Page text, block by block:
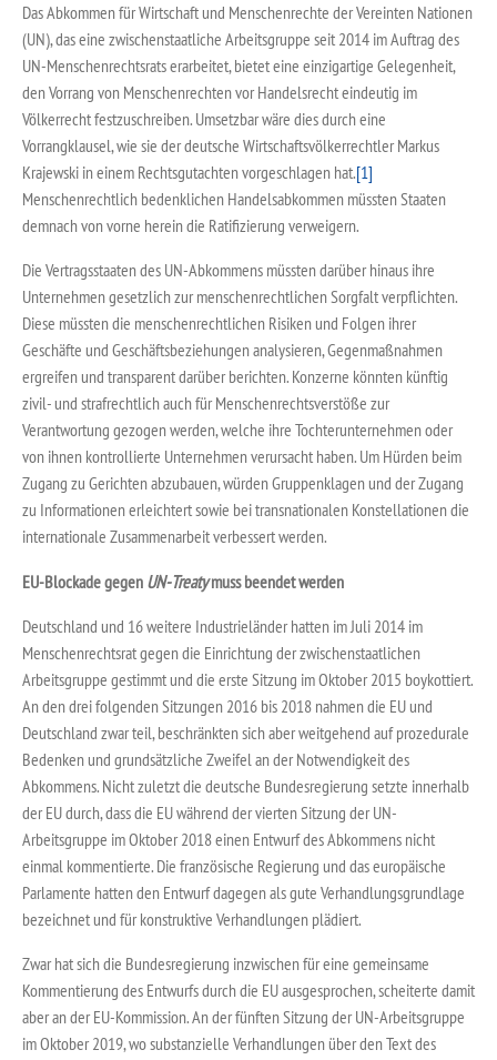
Das Abkommen für Wirtschaft und Menschenrechte der Vereinten Nationen
(UN), das eine zwischenstaatliche Arbeitsgruppe seit 2014 im Auftrag des
UN-Menschenrechtsrats erarbeitet, bietet eine einzigartige Gelegenheit,
den Vorrang von Menschenrechten vor Handelsrecht eindeutig im
Völkerrecht festzuschreiben. Umsetzbar wäre dies durch eine
Vorrangklausel, wie sie der deutsche Wirtschaftsvölkerrechtler Markus
Krajewski in einem Rechtsgutachten vorgeschlagen hat.[1]
Menschenrechtlich bedenklichen Handelsabkommen müssten Staaten
demnach von vorne herein die Ratifizierung verweigern.
Die Vertragsstaaten des UN-Abkommens müssten darüber hinaus ihre
Unternehmen gesetzlich zur menschenrechtlichen Sorgfalt verpflichten.
Diese müssten die menschenrechtlichen Risiken und Folgen ihrer
Geschäfte und Geschäftsbeziehungen analysieren, Gegenmaßnahmen
ergreifen und transparent darüber berichten. Konzerne könnten künftig
zivil- und strafrechtlich auch für Menschenrechtsverstöße zur
Verantwortung gezogen werden, welche ihre Tochterunternehmen oder
von ihnen kontrollierte Unternehmen verursacht haben. Um Hürden beim
Zugang zu Gerichten abzubauen, würden Gruppenklagen und der Zugang
zu Informationen erleichtert sowie bei transnationalen Konstellationen die
internationale Zusammenarbeit verbessert werden.
EU-Blockade gegen UN-Treatymuss beendet werden
Deutschland und 16 weitere Industrieländer hatten im Juli 2014 im
Menschenrechtsrat gegen die Einrichtung der zwischenstaatlichen
Arbeitsgruppe gestimmt und die erste Sitzung im Oktober 2015 boykottiert.
An den drei folgenden Sitzungen 2016 bis 2018 nahmen die EU und
Deutschland zwar teil, beschränkten sich aber weitgehend auf prozedurale
Bedenken und grundsätzliche Zweifel an der Notwendigkeit des
Abkommens. Nicht zuletzt die deutsche Bundesregierung setzte innerhalb
der EU durch, dass die EU während der vierten Sitzung der UN-
Arbeitsgruppe im Oktober 2018 einen Entwurf des Abkommens nicht
einmal kommentierte. Die französische Regierung und das europäische
Parlamente hatten den Entwurf dagegen als gute Verhandlungsgrundlage
bezeichnet und für konstruktive Verhandlungen plädiert.
Zwar hat sich die Bundesregierung inzwischen für eine gemeinsame
Kommentierung des Entwurfs durch die EU ausgesprochen, scheiterte damit
aber an der EU-Kommission. An der fünften Sitzung der UN-Arbeitsgruppe
im Oktober 2019, wo substanzielle Verhandlungen über den Text des